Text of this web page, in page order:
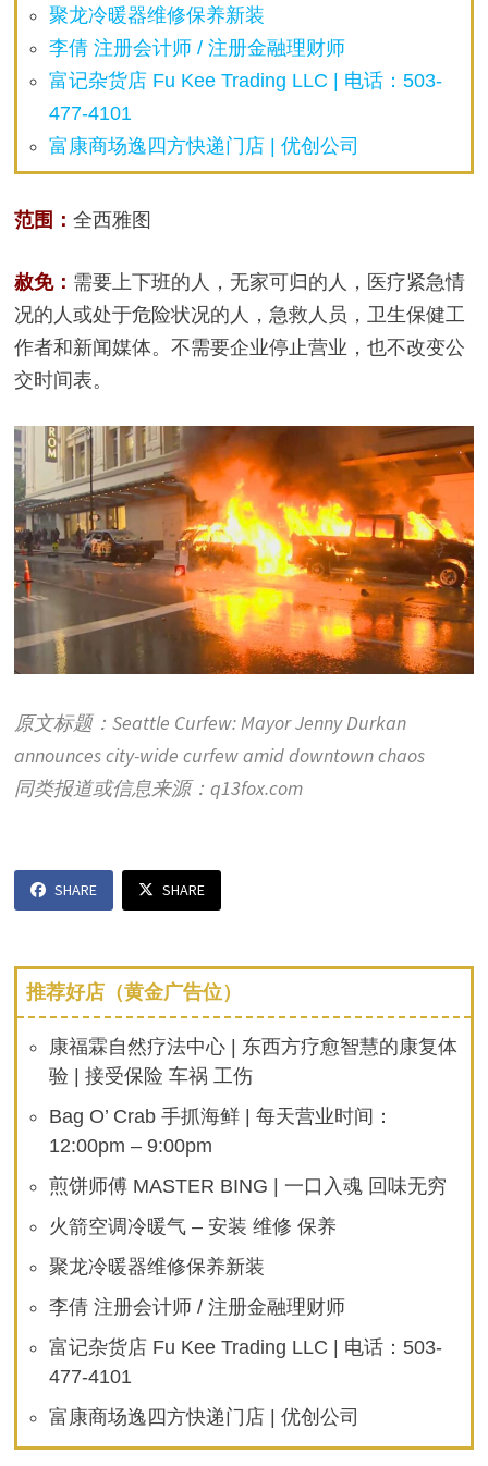
聚龙冷暖器维修保养新装
李倩 注册会计师 / 注册金融理财师
富记杂货店 Fu Kee Trading LLC | 电话：503-
477-4101
富康商场逸四方快递门店 | 优创公司
范围： 全西雅图
赦免： 需要上下班的人，无家可归的人，医疗紧急情
况的人或处于危险状况的人，急救人员，卫生保健工
作者和新闻媒体。不需要企业停止营业，也不改变公
交时间表。
原文标题：Seattle Curfew: Mayor Jenny Durkan
announces city-wide curfew amid downtown chaos
同类报道或信息来源：q13fox.com
SHARE SHARE
推荐好店（黄金广告位）
康福霖自然疗法中心 | 东西方疗愈智慧的康复体
验 | 接受保险 车祸 工伤
Bag O’ Crab 手抓海鲜 | 每天营业时间：
12:00pm – 9:00pm
煎饼师傅 MASTER BING | 一口入魂 回味无穷
火箭空调冷暖气 – 安装 维修 保养
聚龙冷暖器维修保养新装
李倩 注册会计师 / 注册金融理财师
富记杂货店 Fu Kee Trading LLC | 电话：503-
477-4101
富康商场逸四方快递门店 | 优创公司